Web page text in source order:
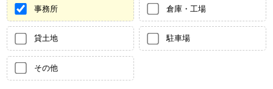
事務所 倉庫・工場
貸土地 駐車場
その他